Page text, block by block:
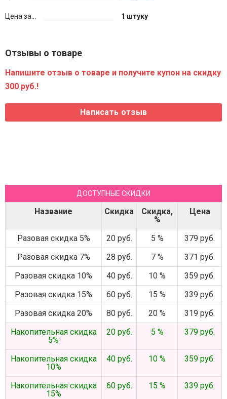
Цена за... 1 штуку
Отзывы о товаре
Напишите отзыв о товаре и получите купон на скидку
300 руб.!
ДОСТУПНЫЕ СКИДКИ
Название Скидка
Скидка,
%
Цена
Разовая скидка 5% 20 руб. 5 %
379 руб.
Разовая скидка 7%
28 руб. 7 %
371 руб.
Разовая скидка 10%
40 руб. 10 %
359 руб.
Разовая скидка 15%
60 руб. 15 %
339 руб.
Разовая скидка 20%
80 руб. 20 %
319 руб.
Накопительная скидка
5%
20 руб. 5 % 379 руб.
Накопительная скидка
10%
40 руб. 10 % 359 руб.
Накопительная скидка
15%
60 руб. 15 % 339 руб.